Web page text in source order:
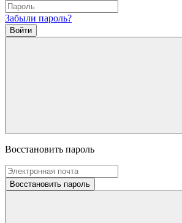
Забыли пароль?
Войти
Восстановить пароль
Восстановить пароль